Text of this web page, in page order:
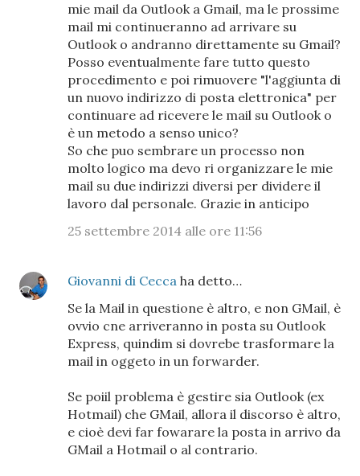
mie mail da Outlook a Gmail, ma le prossime
mail mi continueranno ad arrivare su
Outlook o andranno direttamente su Gmail?
Posso eventualmente fare tutto questo
procedimento e poi rimuovere "l'aggiunta di
un nuovo indirizzo di posta elettronica" per
continuare ad ricevere le mail su Outlook o
è un metodo a senso unico?
So che puo sembrare un processo non
molto logico ma devo ri organizzare le mie
mail su due indirizzi diversi per dividere il
lavoro dal personale. Grazie in anticipo
25 settembre 2014 alle ore 11:56
Giovanni di Cecca ha detto…
Se la Mail in questione è altro, e non GMail, è
ovvio cne arriveranno in posta su Outlook
Express, quindim si dovrebe trasformare la
mail in oggeto in un forwarder.
Se poiil problema è gestire sia Outlook (ex
Hotmail) che GMail, allora il discorso è altro,
e cioè devi far fowarare la posta in arrivo da
GMail a Hotmail o al contrario.